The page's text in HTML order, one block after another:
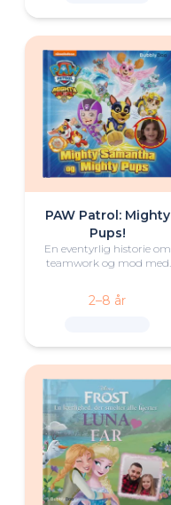
PAW Patrol: Mighty
Pups!
En eventyrlig historie om
teamwork og mod med
Pups fra PAW Patrol.
2–8 år